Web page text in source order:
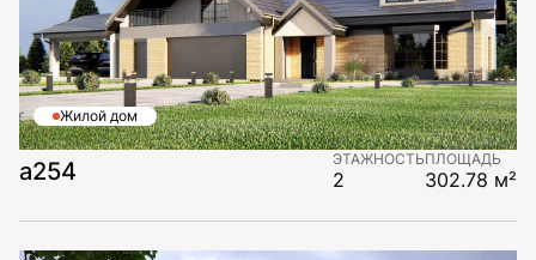
Жилой дом
а254 ЭТАЖНОСТЬ
2
ПЛОЩАДЬ
302.78 м²